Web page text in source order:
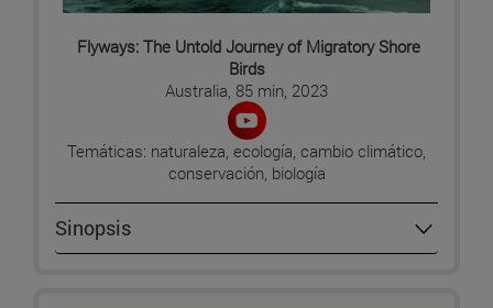
Flyways: The Untold Journey of Migratory Shore
Birds
Australia, 85 min, 2023
Temáticas: naturaleza, ecología, cambio climático,
conservación, biología
Sinopsis